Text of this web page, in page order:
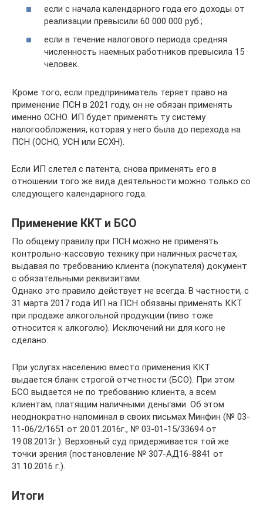
если с начала календарного года его доходы от
реализации превысили 60 000 000 руб.;
если в течение налогового периода средняя
численность наемных работников превысила 15
человек.
Кроме того, если предприниматель теряет право на
применение ПСН в 2021 году, он не обязан применять
именно ОСНО. ИП будет применять ту систему
налогообложения, которая у него была до перехода на
ПСН (ОСНО, УСН или ЕСХН).
Если ИП слетел с патента, снова применять его в
отношении того же вида деятельности можно только со
следующего календарного года.
Применение ККТ и БСО
По общему правилу при ПСН можно не применять
контрольно-кассовую технику при наличных расчетах,
выдавая по требованию клиента (покупателя) документ
с обязательными реквизитами.
Однако это правило действует не всегда. В частности, с
31 марта 2017 года ИП на ПСН обязаны применять ККТ
при продаже алкогольной продукции (пиво тоже
относится к алкоголю). Исключений ни для кого не
сделано.
При услугах населению вместо применения ККТ
выдается бланк строгой отчетности (БСО). При этом
БСО выдается не по требованию клиента, а всем
клиентам, платящим наличными деньгами. Об этом
неоднократно напоминал в своих письмах Минфин (№ 03-
11-06/2/1651 от 20.01.2016г., № 03-01-15/33694 от
19.08.2013г.). Верховный суд придерживается той же
точки зрения (постановление № 307-АД16-8841 от
31.10.2016 г.).
Итоги